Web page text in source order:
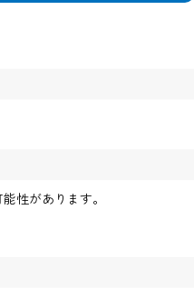
性があります。